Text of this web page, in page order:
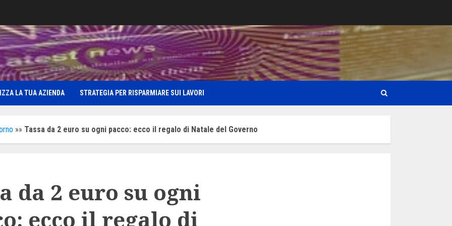
LA TUA AZIENDA STRATEGIA PER RISPARMIARE SUI LAVORI
»» Tassa da 2 euro su ogni pacco: ecco il regalo di Natale del Governo
da 2 euro su ogni
ecco il regalo di